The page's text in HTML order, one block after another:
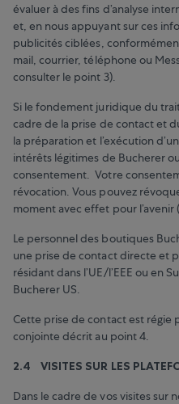
évaluer à des fins d’analyse
et, en nous appuyant sur ces
publicités ciblées,
mail, courrier, téléphone ou
consulter le point 3).
Si le fondement juridique du
cadre de la prise de contact et
la préparation et l’exécution
intérêts légitimes de Bucherer
consentement. Votre
révocation. Vous pouvez
moment avec effet pour l’avenir
Le personnel des boutiques
une prise de contact directe et
résidant dans l’UE/l’EEE ou en
Bucherer US.
Cette prise de contact est régie
conjointe décrit au point 4.
2.4 VISITES SUR LES
Dans le cadre de vos visites sur